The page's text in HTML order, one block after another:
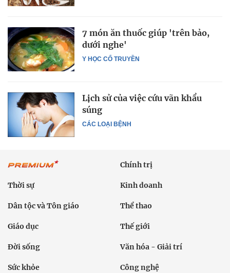
Y HỌC CỔ TRUYỀN
7 món ăn thuốc giúp 'trên bảo,
dưới nghe'
CÁC LOẠI BỆNH
Lịch sử của việc cứu vãn khẩu
súng
Chính trị
Thời sự Kinh doanh
Dân tộc và Tôn giáo Thể thao
Giáo dục Thế giới
Đời sống Văn hóa - Giải trí
Sức khỏe Công nghệ